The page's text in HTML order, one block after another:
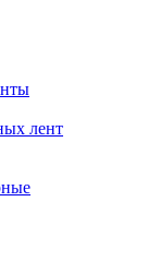
лент